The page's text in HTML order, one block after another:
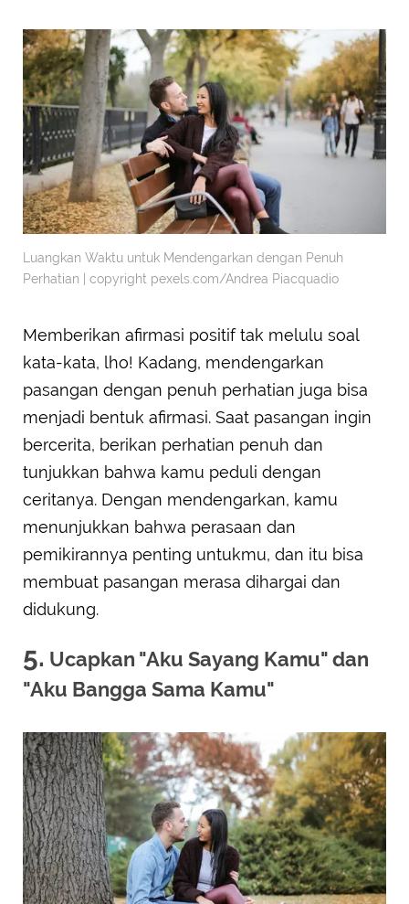
Luangkan Waktu untuk Mendengarkan dengan Penuh
Perhatian | copyright pexels.com/Andrea Piacquadio
Memberikan afirmasi positif tak melulu soal
kata-kata, lho! Kadang, mendengarkan
pasangan dengan penuh perhatian juga bisa
menjadi bentuk afirmasi. Saat pasangan ingin
bercerita, berikan perhatian penuh dan
tunjukkan bahwa kamu peduli dengan
ceritanya. Dengan mendengarkan, kamu
menunjukkan bahwa perasaan dan
pemikirannya penting untukmu, dan itu bisa
membuat pasangan merasa dihargai dan
didukung.
5. Ucapkan "Aku Sayang Kamu" dan
"Aku Bangga Sama Kamu"